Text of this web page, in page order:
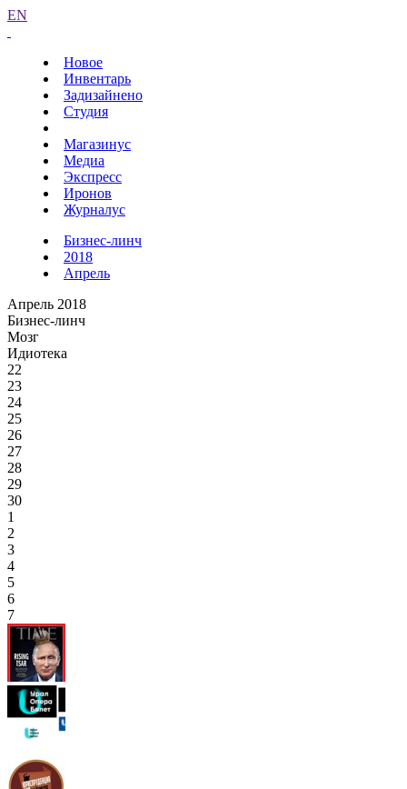
EN
Новое
Инвентарь
Задизайнено
Студия
Магазинус
Медиа
Экспресс
Иронов
Журналус
Бизнес-линч
2018
Апрель
Апрель 2018
Бизнес-линч
Мозг
Идиотека
22
23
24
25
26
27
28
29
30
1
2
3
4
5
6
7